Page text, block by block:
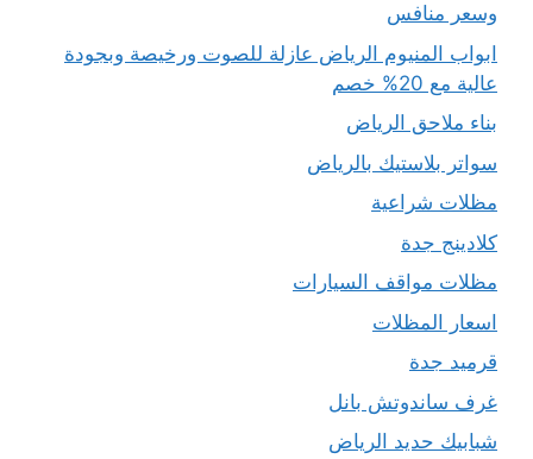
وسعر منافس
ابواب المنيوم الرياض عازلة للصوت ورخيصة وبجودة
عالية مع 20% خصم
بناء ملاحق الرياض
سواتر بلاستيك بالرياض
مظلات شراعية
كلادينج جدة
مظلات مواقف السيارات
اسعار المظلات
قرميد جدة
غرف ساندوتش بانل
شبابيك حديد الرياض